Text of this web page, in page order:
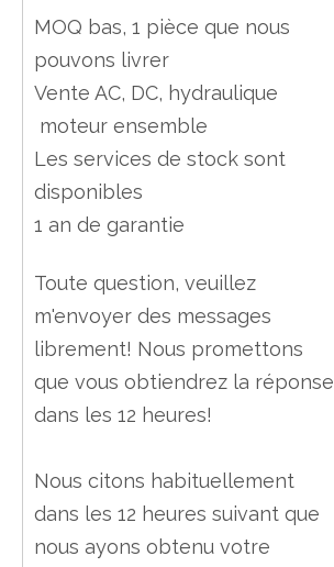
MOQ bas, 1 pièce que nous
pouvons livrer
Vente AC, DC, hydraulique
moteur ensemble
Les services de stock sont
disponibles
1 an de garantie
Toute question, veuillez
m'envoyer des messages
librement! Nous promettons
que vous obtiendrez la réponse
dans les 12 heures!
Nous citons habituellement
dans les 12 heures suivant que
nous ayons obtenu votre